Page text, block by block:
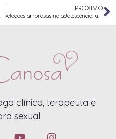
Sexualidade na visão sistêmica – Capitulo de Livro
PRÓXIMO
Relações amorosas na adolescência: uma reflexão para educadores – Capitulo de Livro
clínica, terapeuta e
sexual.